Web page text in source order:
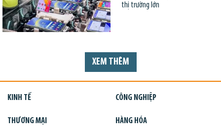
thị trường lớn
XEM THÊM
KINH TẾ CÔNG NGHIỆP
THƯƠNG MẠI HÀNG HÓA